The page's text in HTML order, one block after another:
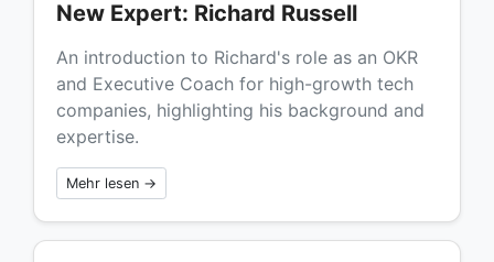
New Expert: Richard Russell
An introduction to Richard's role as an OKR
and Executive Coach for high-growth tech
companies, highlighting his background and
expertise.
Mehr lesen →